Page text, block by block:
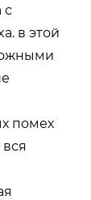
с
в этой
помех